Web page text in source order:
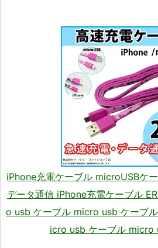
iPhone充電ケーブル microUSBケ
データ通信 iPhone充電ケーブル
o usb ケーブル micro usb ケーブ
icro usb ケーブル micro